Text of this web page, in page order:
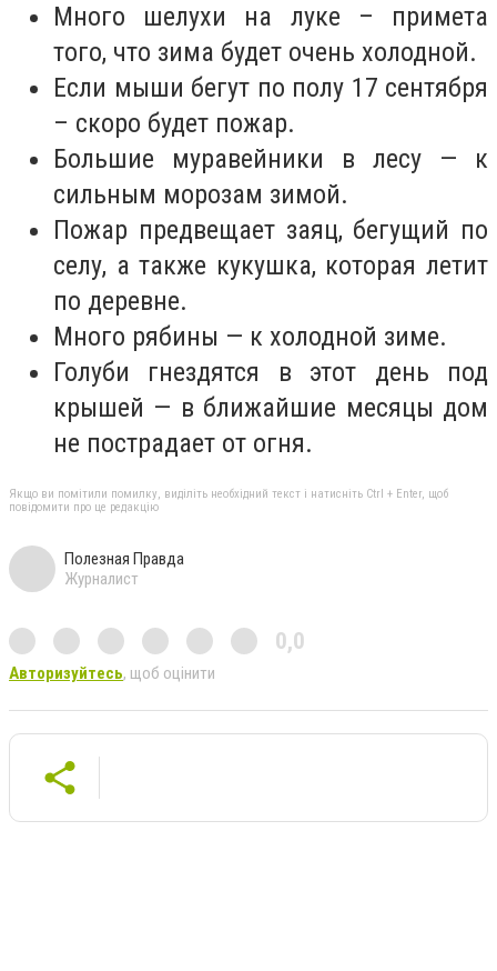
Много шелухи на луке – примета
того, что зима будет очень холодной.
Если мыши бегут по полу 17 сентября
– скоро будет пожар.
Большие муравейники в лесу — к
сильным морозам зимой.
Пожар предвещает заяц, бегущий по
селу, а также кукушка, которая летит
по деревне.
Много рябины — к холодной зиме.
Голуби гнездятся в этот день под
крышей — в ближайшие месяцы дом
не пострадает от огня.
Якщо ви помітили помилку, виділіть необхідний текст і натисніть Ctrl + Enter, щоб
повідомити про це редакцію
Полезная Правда
Журналист
0,0
Авторизуйтесь, щоб оцінити